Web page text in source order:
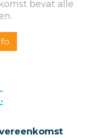
bevat alle